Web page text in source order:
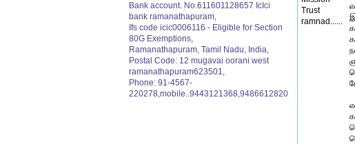
Bank account. No.611601128657 IcIci
bank ramanathapuram,
Ifs code icic0006116 - Eligible for Section
80G Exemptions,
Ramanathapuram, Tamil Nadu, India,
Postal Code: 12 mugavai oorani west
ramanathapuram623501,
Phone: 91-4567-
220278,mobile..9443121368,9486612820